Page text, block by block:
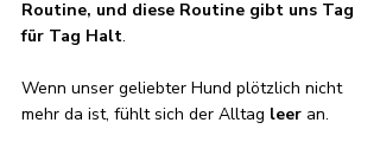
Routine, und diese Routine gibt uns Tag
für Tag Halt.
Wenn unser geliebter Hund plötzlich nicht
mehr da ist, fühlt sich der Alltag leer an.